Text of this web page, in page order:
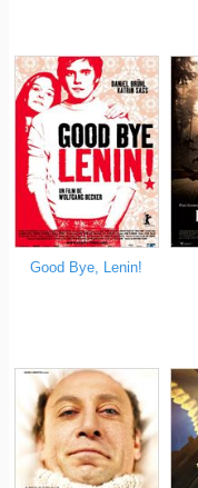
Good Bye, Lenin!